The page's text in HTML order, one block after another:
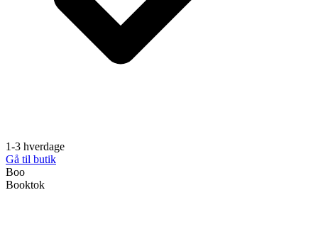
1-3 hverdage
Gå til butik
Boo
Booktok